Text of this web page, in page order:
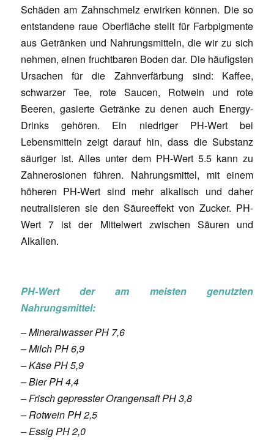
Schäden am Zahnschmelz erwirken können. Die so
entstandene raue Oberfläche stellt für Farbpigmente
aus Getränken und Nahrungsmitteln, die wir zu sich
nehmen, einen fruchtbaren Boden dar. Die häufigsten
Ursachen für die Zahnverfärbung sind: Kaffee,
schwarzer Tee, rote Saucen, Rotwein und rote
Beeren, gasierte Getränke zu denen auch Energy-
Drinks gehören. Ein niedriger PH-Wert bei
Lebensmitteln zeigt darauf hin, dass die Substanz
säuriger ist. Alles unter dem PH-Wert 5.5 kann zu
Zahnerosionen führen. Nahrungsmittel, mit einem
höheren PH-Wert sind mehr alkalisch und daher
neutralisieren sie den Säureeffekt von Zucker. PH-
Wert 7 ist der Mittelwert zwischen Säuren und
Alkalien.
PH-Wert der am meisten genutzten
Nahrungsmittel:
– Mineralwasser PH 7,6
– Milch PH 6,9
– Käse PH 5,9
– Bier PH 4,4
– Frisch gepresster Orangensaft PH 3,8
– Rotwein PH 2,5
– Essig PH 2,0